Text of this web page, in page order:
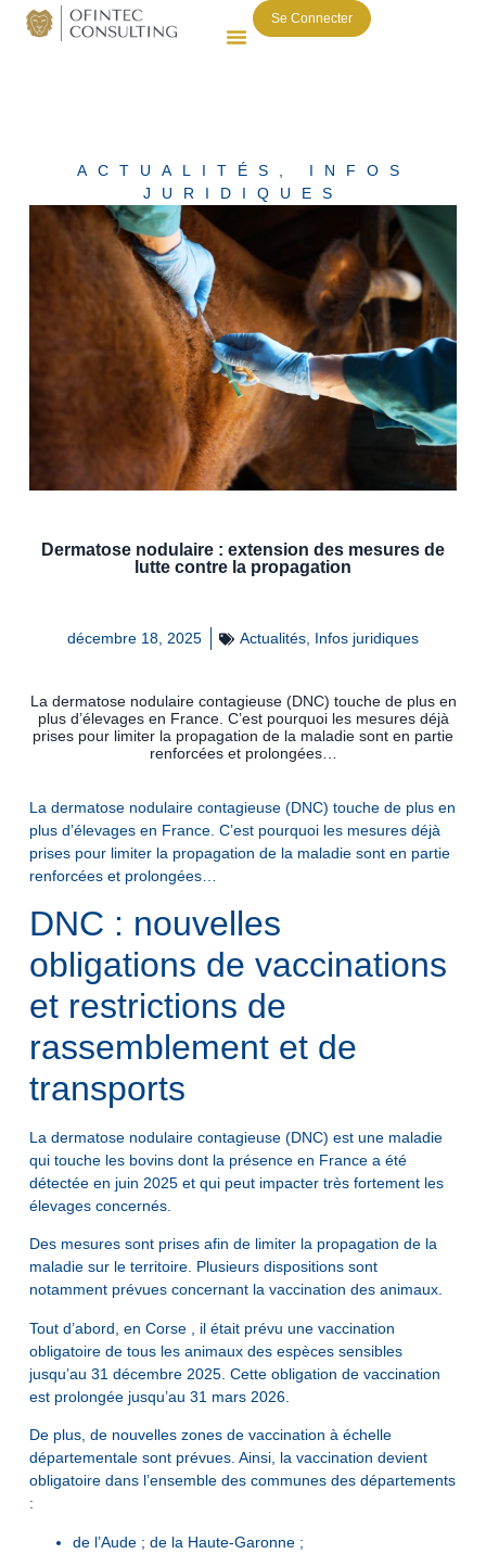
Se Connecter
ACTUALITÉS
INFOS
JURIDIQUES
Dermatose nodulaire : extension des mesures de
lutte contre la propagation
décembre 18, 2025 Actualités, Infos juridiques
La dermatose nodulaire contagieuse (DNC) touche de plus en
plus d’élevages en France. C’est pourquoi les mesures déjà
prises pour limiter la propagation de la maladie sont en partie
renforcées et prolongées…
La dermatose nodulaire contagieuse (DNC) touche de plus en
plus d’élevages en France. C’est pourquoi les mesures déjà
prises pour limiter la propagation de la maladie sont en partie
renforcées et prolongées…
DNC : nouvelles
obligations de vaccinations
et restrictions de
rassemblement et de
transports
La dermatose nodulaire contagieuse (DNC) est une maladie
qui touche les bovins dont la présence en France a été
détectée en juin 2025 et qui peut impacter très fortement les
élevages concernés.
Des mesures sont prises afin de limiter la propagation de la
maladie sur le territoire. Plusieurs dispositions sont
notamment prévues concernant la vaccination des animaux.
Tout d’abord, en Corse , il était prévu une vaccination
obligatoire de tous les animaux des espèces sensibles
jusqu’au 31 décembre 2025. Cette obligation de vaccination
est prolongée jusqu’au 31 mars 2026.
De plus, de nouvelles zones de vaccination à échelle
départementale sont prévues. Ainsi, la vaccination devient
obligatoire dans l’ensemble des communes des départements
:
de l’Aude ; de la Haute-Garonne ;